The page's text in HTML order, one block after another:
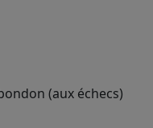
(aux échecs)